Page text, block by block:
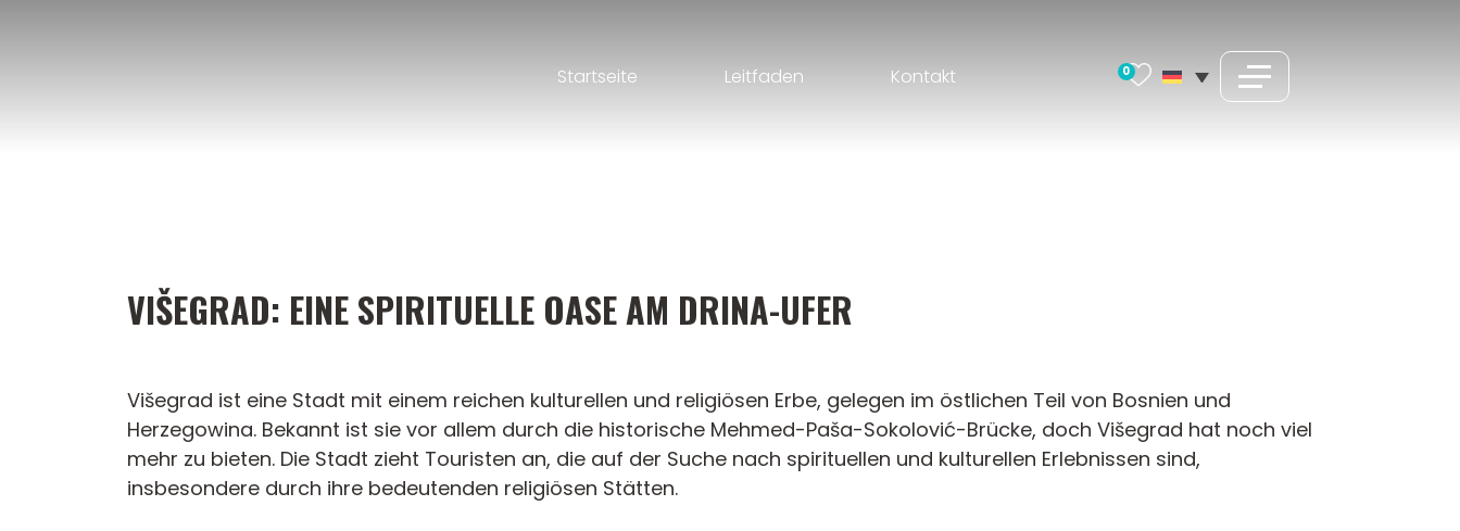
Startseite Leitfaden Kontakt 0
VIŠEGRAD: EINE SPIRITUELLE OASE AM DRINA-UFER
Višegrad ist eine Stadt mit einem reichen kulturellen und religiösen Erbe, gelegen im östlichen Teil von Bosnien und
Herzegowina. Bekannt ist sie vor allem durch die historische Mehmed-Paša-Sokolović-Brücke, doch Višegrad hat noch viel
mehr zu bieten. Die Stadt zieht Touristen an, die auf der Suche nach spirituellen und kulturellen Erlebnissen sind,
insbesondere durch ihre bedeutenden religiösen Stätten.